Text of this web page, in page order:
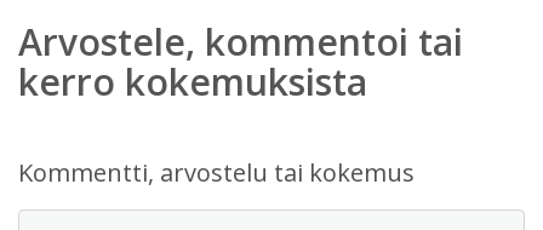
Arvostele, kommentoi tai
kerro kokemuksista
Kommentti, arvostelu tai kokemus